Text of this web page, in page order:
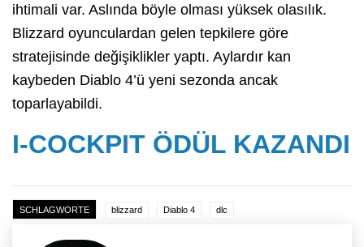
ihtimali var. Aslında böyle olması yüksek olasılık.
Blizzard oyunculardan gelen tepkilere göre
stratejisinde değişiklikler yaptı. Aylardır kan
kaybeden Diablo 4’ü yeni sezonda ancak
toparlayabildi.
I-COCKPIT ÖDÜL KAZANDI
SCHLAGWORTE blizzard Diablo 4 dlc